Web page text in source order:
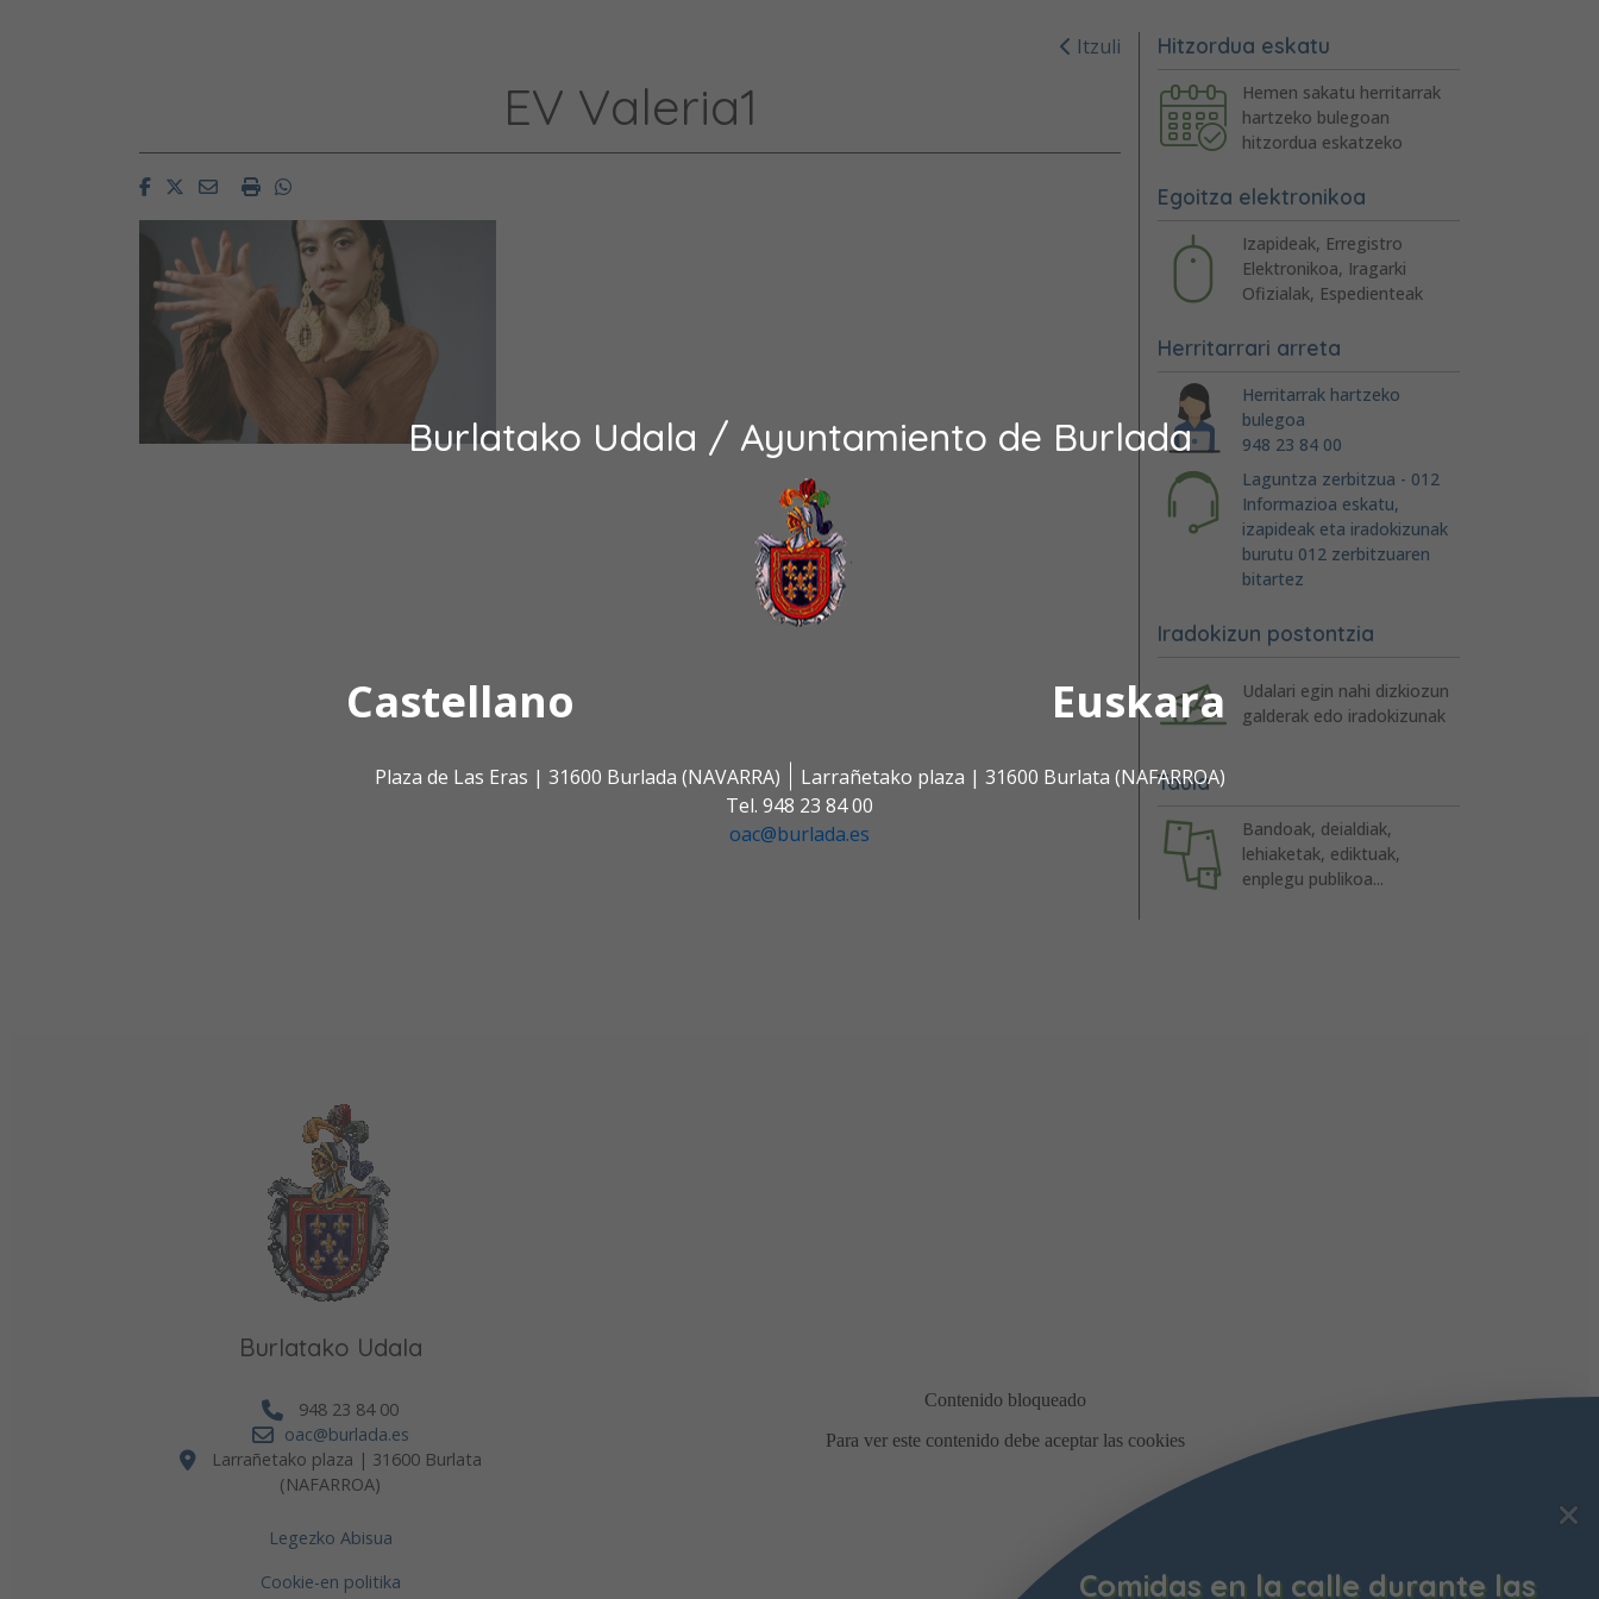
Burlatako Udala / Ayuntamiento de Burlada
Castellano Euskara
Plaza de Las Eras | 31600 Burlada (NAVARRA)
Larrañetako plaza | 31600 Burlata (NAFARROA)
Tel. 948 23 84 00
oac@burlada.es
Comidas en la calle durante las
Itzuli
EV Valeria1
FacebookTwitterEmailImprimirWhatsapp
Hitzordua eskatu
Hemen sakatu herritarrak
hartzeko bulegoan
hitzordua eskatzeko
Egoitza elektronikoa
Izapideak, Erregistro
Elektronikoa, Iragarki
Ofizialak, Espedienteak
Herritarrari arreta
Herritarrak hartzeko
bulegoa
948 23 84 00
Laguntza zerbitzua - 012
Informazioa eskatu,
izapideak eta iradokizunak
burutu 012 zerbitzuaren
bitartez
Iradokizun postontzia
Udalari egin nahi dizkiozun
galderak edo iradokizunak
Taula
Bandoak, deialdiak,
lehiaketak, ediktuak,
enplegu publikoa...
Burlatako Udala
948 23 84 00
oac@burlada.es
Larrañetako plaza | 31600 Burlata
(NAFARROA)
Legezko Abisua
Cookie-en politika